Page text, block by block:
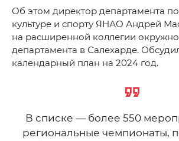
Об этом директор департамента
культуре и спорту ЯНАО Андрей
на расширенной коллегии
департамента в Салехарде.
календарный план на 2024 год.
В списке — более 550
региональные чемпионаты,